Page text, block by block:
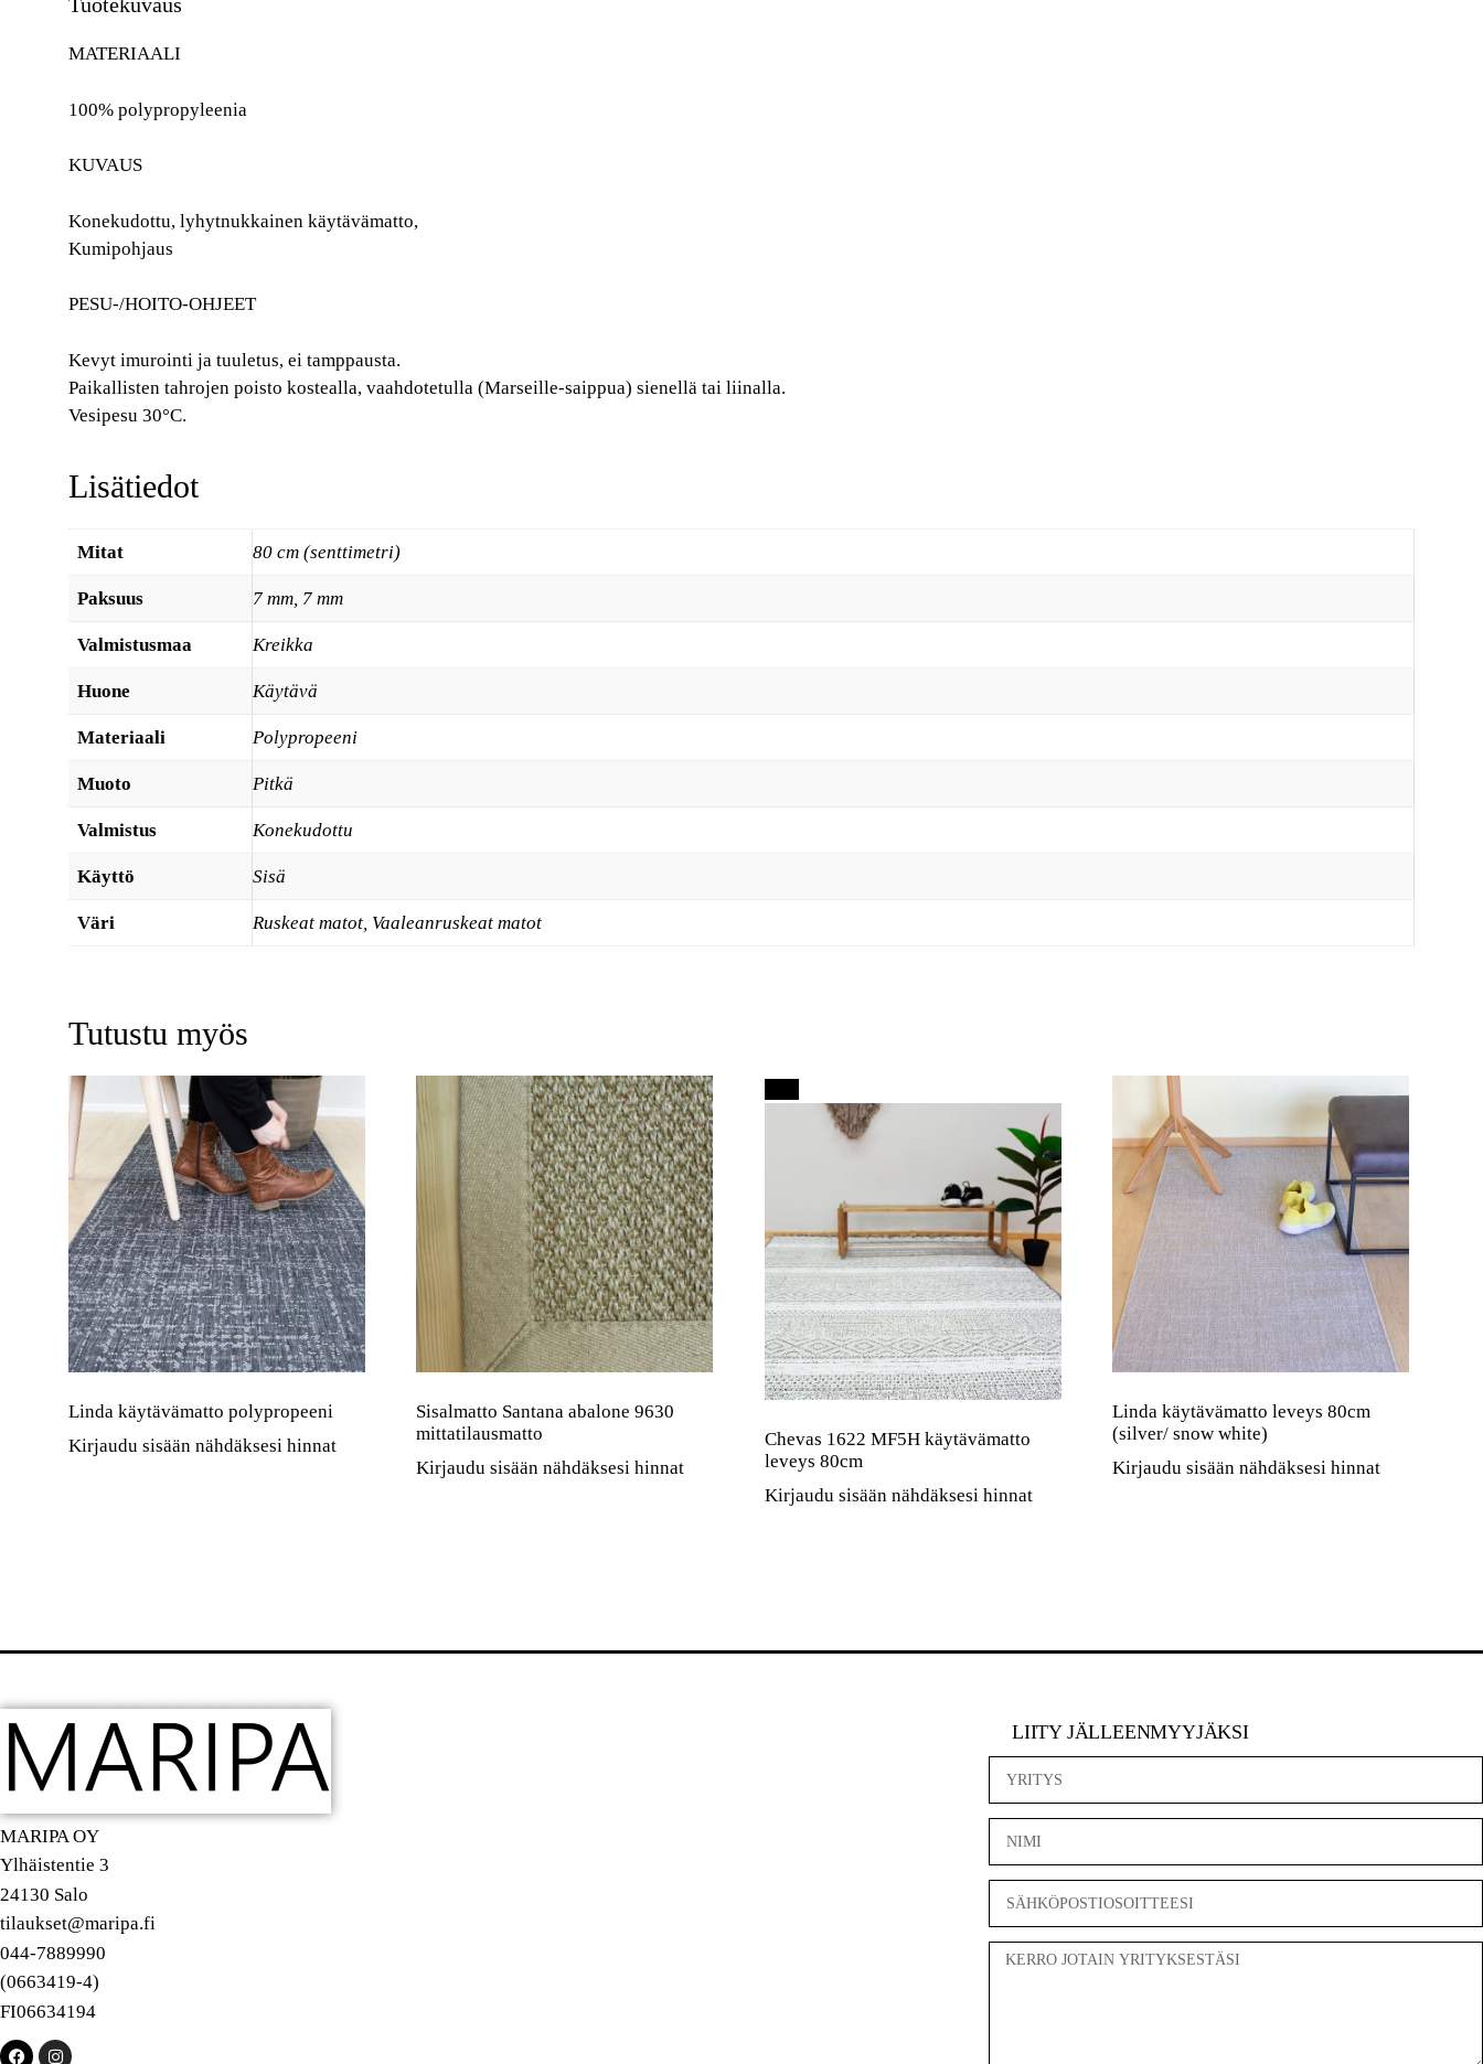
MATERIAALI
100% polypropyleenia
KUVAUS
Konekudottu, lyhytnukkainen käytävämatto,
Kumipohjaus
PESU-/HOITO-OHJEET
Kevyt imurointi ja tuuletus, ei tamppausta.
Paikallisten tahrojen poisto kostealla, vaahdotetulla (Marseille-saippua) sienellä tai liinalla.
Vesipesu 30°C.
Lisätiedot
Mitat 80 cm (senttimetri)
Paksuus 7 mm, 7 mm
Valmistusmaa Kreikka
Huone Käytävä
Materiaali Polypropeeni
Muoto Pitkä
Valmistus Konekudottu
Käyttö Sisä
Väri Ruskeat matot Vaaleanruskeat matot
Tutustu myös
Linda käytävämatto polypropeeni
Kirjaudu sisään nähdäksesi hinnat
Sisalmatto Santana abalone 9630
mittatilausmatto
Kirjaudu sisään nähdäksesi hinnat
Chevas 1622 MF5H käytävämatto
leveys 80cm
Kirjaudu sisään nähdäksesi hinnat
Linda käytävämatto leveys 80cm
(silver/ snow white)
Kirjaudu sisään nähdäksesi hinnat
MARIPA OY
Ylhäistentie 3
24130 Salo
tilaukset@maripa.fi
044-7889990
(0663419-4)
FI06634194
LIITY JÄLLEENMYYJÄKSI